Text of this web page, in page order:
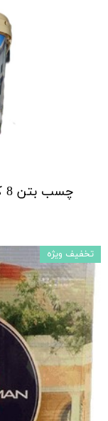
چسب بتن 8 کیلویی SA12 شیمی ساختمان
تخفیف ویژه